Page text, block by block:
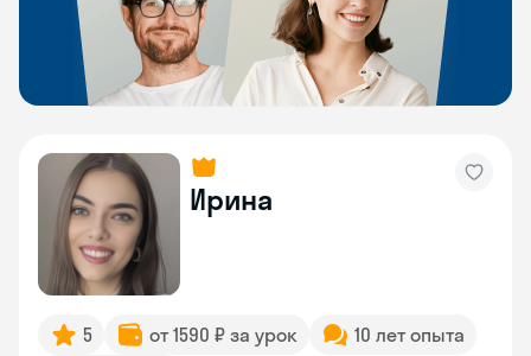
Ирина
5 от 1590 ₽ за урок
10 лет опыта